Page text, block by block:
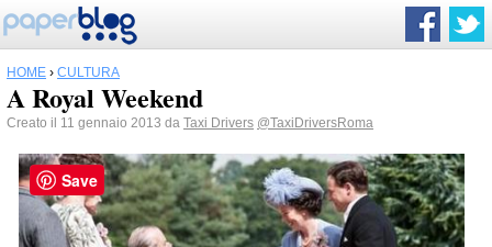
HOME › CULTURA
A Royal Weekend
Creato il 11 gennaio 2013 da Taxi Drivers @TaxiDriversRoma
Save